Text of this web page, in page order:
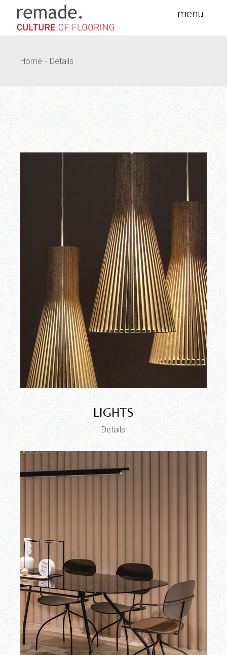
content
Home Details
LIGHTS
Details